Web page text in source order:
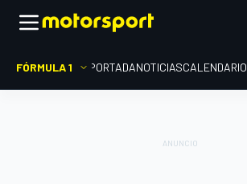
FÓRMULA 1 PORTADANOTICIASCALENDARIO